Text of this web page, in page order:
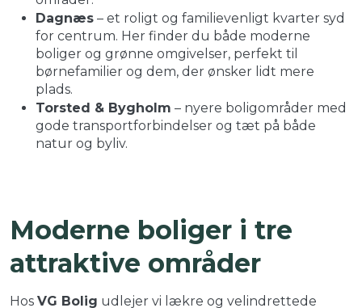
Dagnæs – et roligt og familievenligt kvarter syd
for centrum. Her finder du både moderne
boliger og grønne omgivelser, perfekt til
børnefamilier og dem, der ønsker lidt mere
plads.
Torsted & Bygholm – nyere boligområder med
gode transportforbindelser og tæt på både
natur og byliv.
Moderne boliger i tre
attraktive områder
Hos VG Bolig udlejer vi lækre og velindrettede